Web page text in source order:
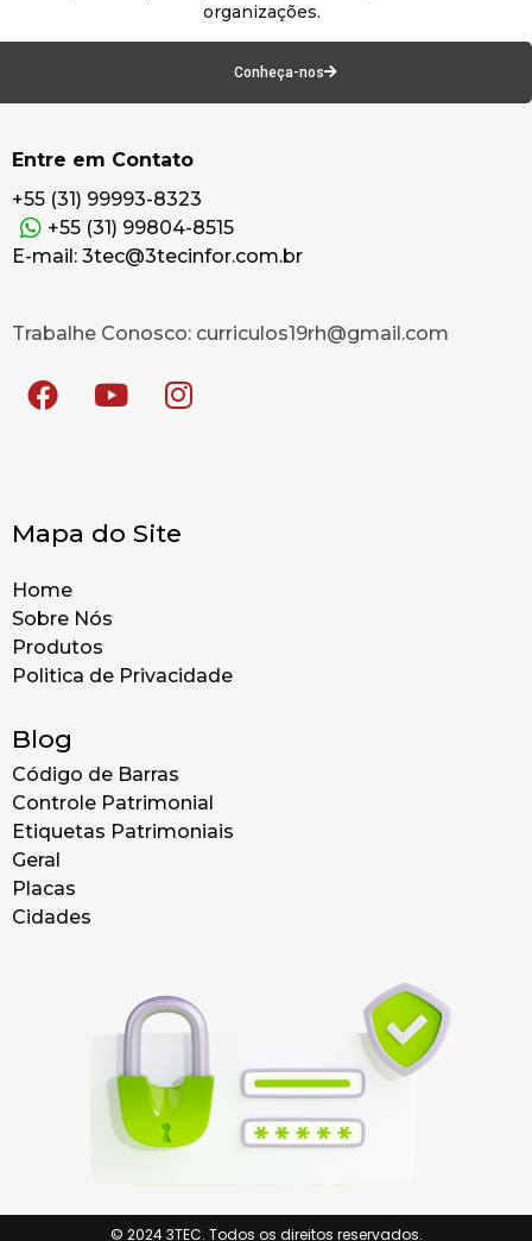
organizações.
Conheça-nos
Entre em Contato
+55 (31) 99993-8323
+55 (31) 99804-8515
E-mail: 3tec@3tecinfor.com.br
Trabalhe Conosco: curriculos19rh@gmail.com
Mapa do Site
Home
Sobre Nós
Produtos
Politica de Privacidade
Blog
Código de Barras
Controle Patrimonial
Etiquetas Patrimoniais
Geral
Placas
Cidades
© 2024 3TEC. Todos os direitos reservados.